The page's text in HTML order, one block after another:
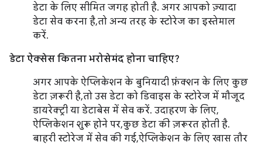
डेटा के लिए सीमित जगह होती है. अगर आपको ज़्यादा
डेटा सेव करना है, तो अन्य तरह के स्टोरेज का इस्तेमाल
करें.
डेटा ऐक्सेस कितना भरोसेमंद होना चाहिए?
अगर आपके ऐप्लिकेशन के बुनियादी फ़ंक्शन के लिए कुछ
डेटा ज़रूरी है, तो उस डेटा को डिवाइस के स्टोरेज में मौजूद
डायरेक्ट्री या डेटाबेस में सेव करें. उदाहरण के लिए,
ऐप्लिकेशन शुरू होने पर, कुछ डेटा की ज़रूरत होती है.
बाहरी स्टोरेज में सेव की गई, ऐप्लिकेशन के लिए खास तौर